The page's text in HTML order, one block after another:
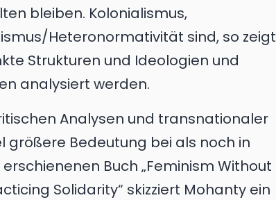
bleiben. Kolonialismus,
Heteronormativität sind, so zeigt
Strukturen und Ideologien und
analysiert werden.
Analysen und transnationaler
größere Bedeutung bei als noch in
Buch „Feminism Without
Solidarity“ skizziert Mohanty ein